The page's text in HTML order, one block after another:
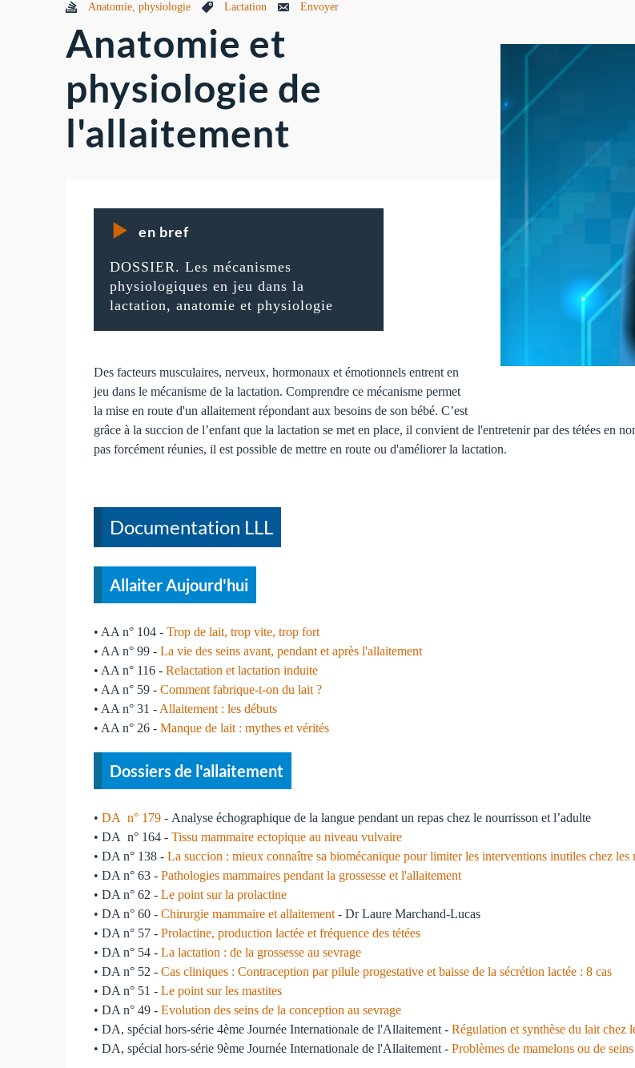
Anatomie, physiologie Lactation Envoyer
Anatomie et
physiologie de
l'allaitement
en bref
DOSSIER. Les mécanismes
physiologiques en jeu dans la
lactation, anatomie et physiologie
Des facteurs musculaires, nerveux, hormonaux et émotionnels entrent en
jeu dans le mécanisme de la lactation. Comprendre ce mécanisme permet
la mise en route d'un allaitement répondant aux besoins de son bébé. C’est
grâce à la succion de l’enfant que la lactation se met en place, il convient de l'entretenir par des tétées en
pas forcément réunies, il est possible de mettre en route ou d'améliorer la lactation.
Documentation LLL
Allaiter Aujourd'hui
• AA n° 104 -Trop de lait, trop vite, trop fort
• AA n° 99 -La vie des seins avant, pendant et après l'allaitement
• AA n° 116 -Relactation et lactation induite
• AA n° 59 -Comment fabrique-t-on du lait ?
• AA n° 31 - Allaitement : les débuts
• AA n° 26 -Manque de lait : mythes et vérités
Dossiers de l'allaitement
•DA n° 179 - Analyse échographique de la langue pendant un repas chez le nourrisson et l’adulte
• DA n° 164 -Tissu mammaire ectopique au niveau vulvaire
• DA n° 138 -La succion : mieux connaître sa biomécanique pour limiter les interventions inutiles chez les
• DA n° 63 -Pathologies mammaires pendant la grossesse et l'allaitement
• DA n° 62 -Le point sur la prolactine
• DA n° 60 -Chirurgie mammaire et allaitement - Dr Laure Marchand-Lucas
• DA n° 57 -Prolactine, production lactée et fréquence des tétées
• DA n° 54 -La lactation : de la grossesse au sevrage
• DA n° 52 -Cas cliniques : Contraception par pilule progestative et baisse de la sécrétion lactée : 8 cas
• DA n° 51 -Le point sur les mastites
• DA n° 49 -Evolution des seins de la conception au sevrage
• DA, spécial hors-série 4ème Journée Internationale de l'Allaitement -Régulation et synthèse du lait chez
• DA, spécial hors-série 9ème Journée Internationale de l'Allaitement -Problèmes de mamelons ou de